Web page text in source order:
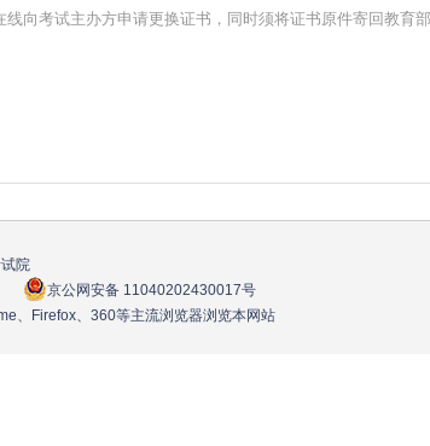
向考试主办方申请更换证书，同时须将证书原件寄回教育
试院
京公网安备 11040202430017号
、Firefox、360等主流浏览器浏览本网站